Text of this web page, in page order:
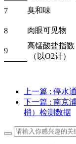
7
臭和味
8 肉眼可见物
9
高锰酸盐指数
（以O2计）
上一篇 : 停水
下一篇 : 南京
梢）检测数据